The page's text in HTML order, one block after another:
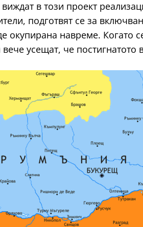
в този проект
подготвят се за
навреме. Когато
усещат, че